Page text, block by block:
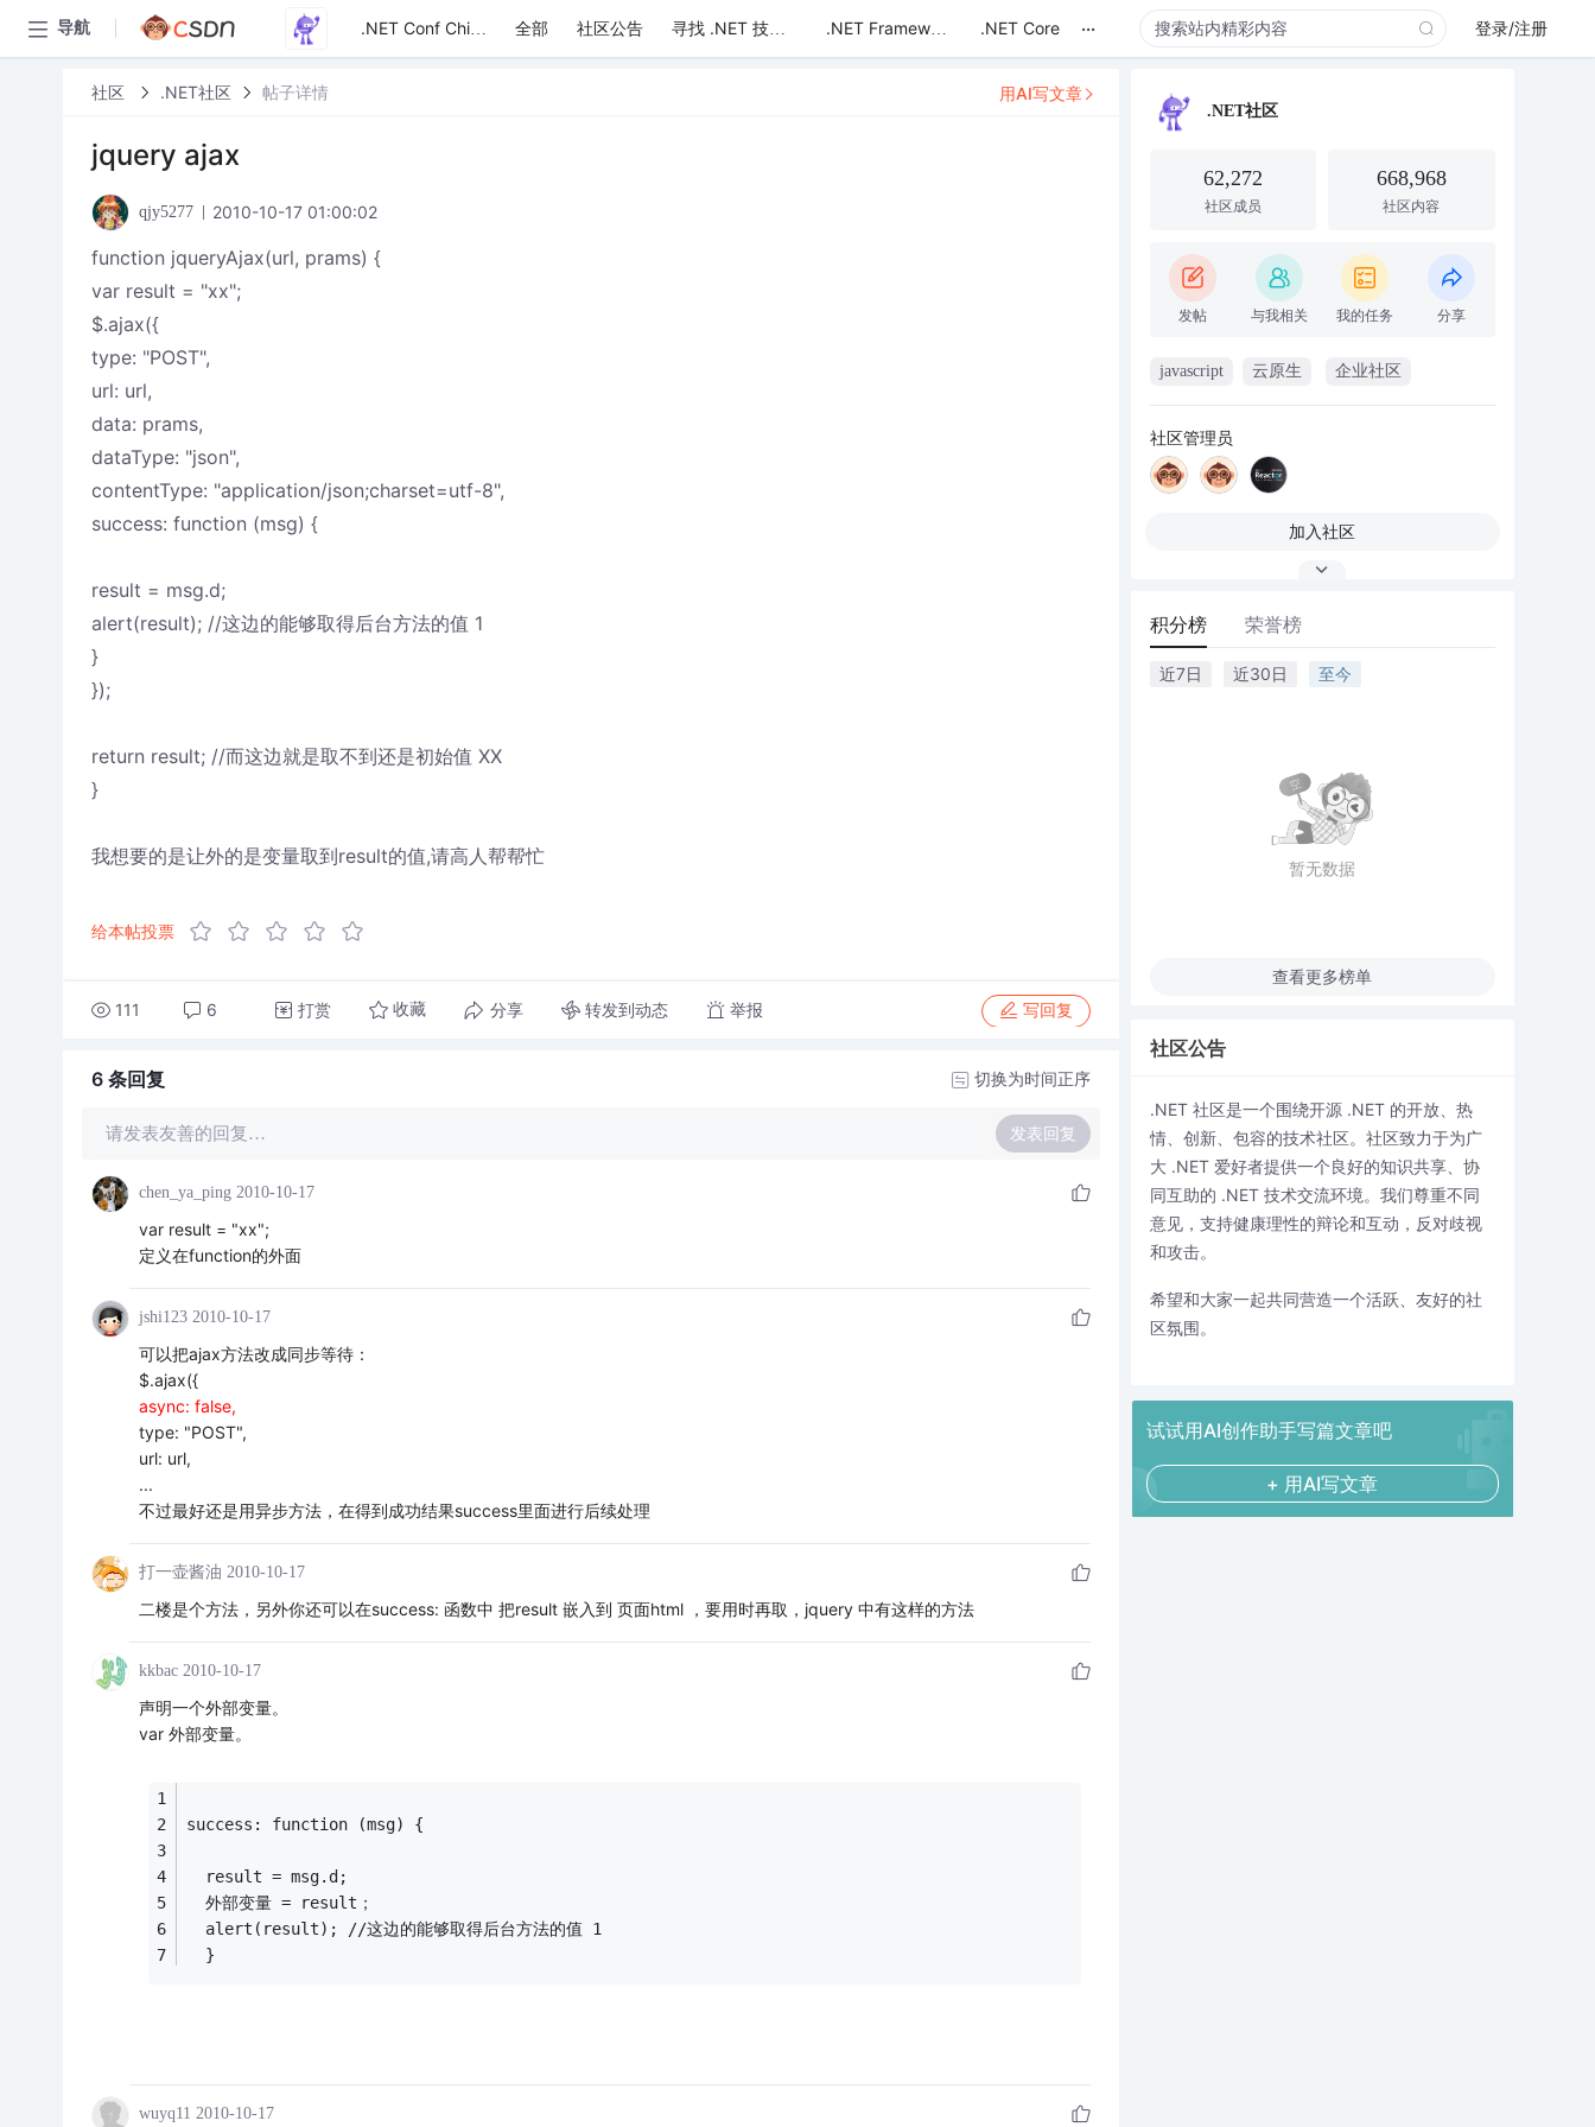
导航 .NET Conf China 全部 社区公告 寻找 .NET 技术达人 .NET Framework .NET Core ... 登录/注册
社区 .NET社区 帖子详情
jquery ajax
qjy5277 2010-10-17 01:00:02
function jqueryAjax(url, prams) {
var result = "xx";
$.ajax({
type: "POST",
url: url,
data: prams,
dataType: "json",
contentType: "application/json;charset=utf-8",
success: function (msg) {
result = msg.d;
alert(result); //这边的能够取得后台方法的值 1
}
});
return result; //而这边就是取不到还是初始值 XX
}
我想要的是让外的是变量取到result的值,请高人帮帮忙
给本帖投票
111 6 打赏 收藏 分享 转发到动态 举报 写回复
用AI写文章
6 条回复 切换为时间正序
请发表友善的回复… 发表回复
chen_ya_ping 2010-10-17
var result = "xx";
定义在function的外面
jshi123 2010-10-17
可以把ajax方法改成同步等待：
$.ajax({
async: false,
type: "POST",
url: url,
...
不过最好还是用异步方法，在得到成功结果success里面进行后续处理
打一壶酱油 2010-10-17
二楼是个方法，另外你还可以在success: 函数中 把result 嵌入到 页面html ，要用时再取，jquery 中有这样的方法
kkbac 2010-10-17
声明一个外部变量。
var 外部变量。
success: function (msg) {
  result = msg.d;
  外部变量 = result；
  alert(result); //这边的能够取得后台方法的值 1
  }
wuyq11 2010-10-17
.NET社区
62,272
社区成员
668,968
社区内容
发帖 与我相关 我的任务 分享
javascript 云原生 企业社区
社区管理员
加入社区
积分榜 荣誉榜
近7日 近30日 至今
暂无数据
查看更多榜单
社区公告
.NET 社区是一个围绕开源 .NET 的开放、热
情、创新、包容的技术社区。社区致力于为广
大 .NET 爱好者提供一个良好的知识共享、协
同互助的 .NET 技术交流环境。我们尊重不同
意见，支持健康理性的辩论和互动，反对歧视
和攻击。
希望和大家一起共同营造一个活跃、友好的社
区氛围。
试试用AI创作助手写篇文章吧
+ 用AI写文章